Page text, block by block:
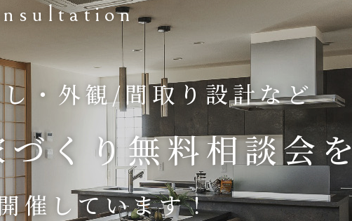
・外観/間取り設計など
づくり無料相談会を
催しています！